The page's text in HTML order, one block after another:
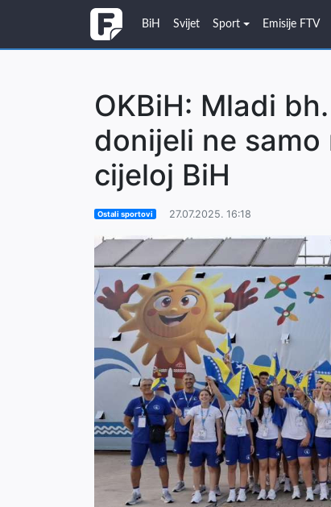
BiH Svijet Sport Emisije FTV
OKBiH: Mladi
donijeli ne
cijeloj BiH
Ostali sportovi 27.07.2025. 16:18